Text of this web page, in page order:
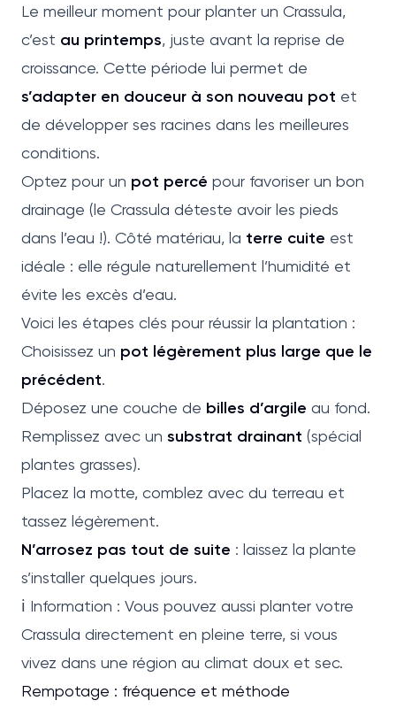
Le meilleur moment pour planter un Crassula,
c’est au printemps, juste avant la reprise de
croissance. Cette période lui permet de
s’adapter en douceur à son nouveau pot et
de développer ses racines dans les meilleures
conditions.
Optez pour un pot percé pour favoriser un bon
drainage (le Crassula déteste avoir les pieds
dans l’eau !). Côté matériau, la terre cuite est
idéale : elle régule naturellement l’humidité et
évite les excès d’eau.
Voici les étapes clés pour réussir la plantation :
Choisissez un pot légèrement plus large que le
précédent.
Déposez une couche de billes d’argile au fond.
Remplissez avec un substrat drainant (spécial
plantes grasses).
Placez la motte, comblez avec du terreau et
tassez légèrement.
N’arrosez pas tout de suite : laissez la plante
s’installer quelques jours.
ℹ️ Information : Vous pouvez aussi planter votre
Crassula directement en pleine terre, si vous
vivez dans une région au climat doux et sec.
Rempotage : fréquence et méthode